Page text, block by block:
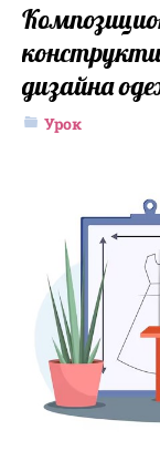
дизайна
Урок